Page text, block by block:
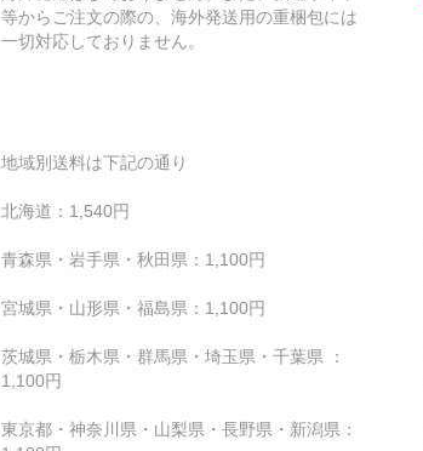
等からご注文の際の、海外発送用の重梱包には
一切対応しておりません。
地域別送料は下記の通り
北海道：1,540円
青森県・岩手県・秋田県：1,100円
宮城県・山形県・福島県：1,100円
茨城県・栃木県・群馬県・埼玉県・千葉県 ：
1,100円
東京都・神奈川県・山梨県・長野県・新潟県：